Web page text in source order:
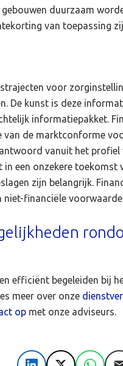
duurzaam
van toepassing
voor
De kunst is deze
informatiepakket.
de marktconforme
vanuit het profiel
een onzekere
zijn belangrijk.
niet-financiële
efficiënt begeleiden bij
meer over onze
op met onze adviseurs.